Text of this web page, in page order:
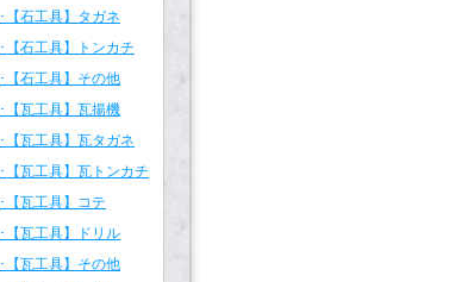
･【石工具】タガネ
･【石工具】トンカチ
･【石工具】その他
･【瓦工具】瓦揚機
･【瓦工具】瓦タガネ
･【瓦工具】瓦トンカチ
･【瓦工具】コテ
･【瓦工具】ドリル
･【瓦工具】その他